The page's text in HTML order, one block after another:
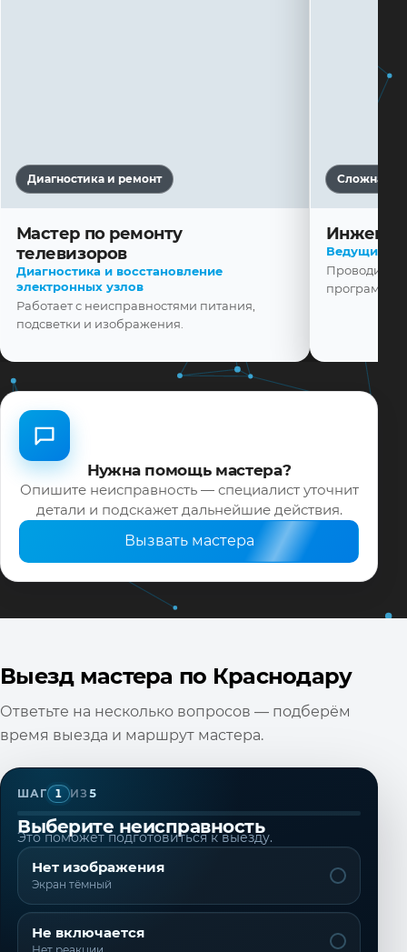
Диагностика и ремонт
Мастер по ремонту
телевизоров
Диагностика и восстановление
электронных узлов
Работает с неисправностями питания,
подсветки и изображения.
Сложная
Ведущий
Проводит
Нужна помощь мастера?
Опишите неисправность — специалист уточнит
детали и подскажет дальнейшие действия.
Вызвать мастера
Выезд мастера по Краснодару
Ответьте на несколько вопросов — подберём
время выезда и маршрут мастера.
ШАГ 1 ИЗ 5
Выберите неисправность
Это поможет подготовиться к выезду.
Нет изображения
Экран тёмный
Не включается